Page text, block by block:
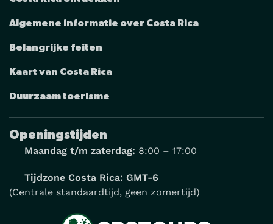
Algemene informatie over Costa Rica
Belangrijke feiten
Kaart van Costa Rica
Duurzaam toerisme
Openingstijden
Maandag t/m zaterdag: 8:00 – 17:00
Tijdzone Costa Rica: GMT-6
(Centrale standaardtijd, geen zomertijd)